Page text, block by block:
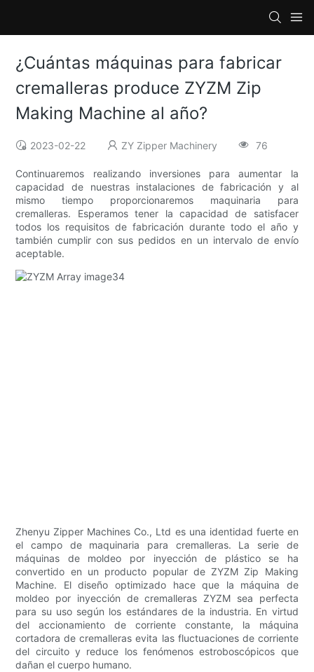
¿Cuántas máquinas para fabricar
cremalleras produce ZYZM Zip
Making Machine al año?
2023-02-22 ZY Zipper Machinery 76
Continuaremos realizando inversiones para aumentar la
capacidad de nuestras instalaciones de fabricación y al
mismo tiempo proporcionaremos maquinaria para
cremalleras. Esperamos tener la capacidad de satisfacer
todos los requisitos de fabricación durante todo el año y
también cumplir con sus pedidos en un intervalo de envío
aceptable.
Zhenyu Zipper Machines Co., Ltd es una identidad fuerte en
el campo de maquinaria para cremalleras. La serie de
máquinas de moldeo por inyección de plástico se ha
convertido en un producto popular de ZYZM Zip Making
Machine. El diseño optimizado hace que la máquina de
moldeo por inyección de cremalleras ZYZM sea perfecta
para su uso según los estándares de la industria. En virtud
del accionamiento de corriente constante, la máquina
cortadora de cremalleras evita las fluctuaciones de corriente
del circuito y reduce los fenómenos estroboscópicos que
dañan el cuerpo humano.